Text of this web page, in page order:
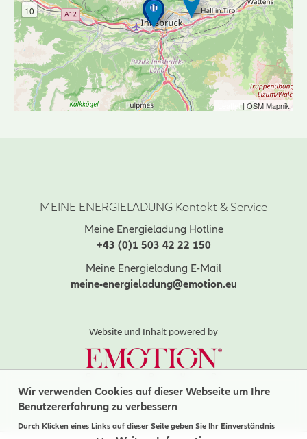
10
Leaflet | OSM Mapnik
MEINE ENERGIELADUNG Kontakt & Service
Meine Energieladung Hotline
+43 (0)1 503 42 22 150
Meine Energieladung E-Mail
meine-energieladung@emotion.eu
Website und Inhalt powered by
Wir verwenden Cookies auf dieser Webseite um Ihre
Benutzererfahrung zu verbessern
Durch Klicken eines Links auf dieser Seite geben Sie Ihr Einverständnis